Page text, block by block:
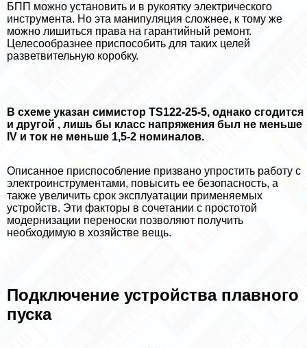
БПП можно установить и в рукоятку электрического
инструмента. Но эта манипуляция сложнее, к тому же
можно лишиться права на гарантийный ремонт.
Целесообразнее приспособить для таких целей
разветвительную коробку.
В схеме указан симистор TS122-25-5, однако сгодится
и другой , лишь бы класс напряжения был не меньше
IV и ток не меньше 1,5-2 номиналов.
Описанное приспособление призвано упростить работу с
электроинструментами, повысить ее безопасность, а
также увеличить срок эксплуатации применяемых
устройств. Эти факторы в сочетании с простотой
модернизации переноски позволяют получить
необходимую в хозяйстве вещь.
Подключение устройства плавного
пуска